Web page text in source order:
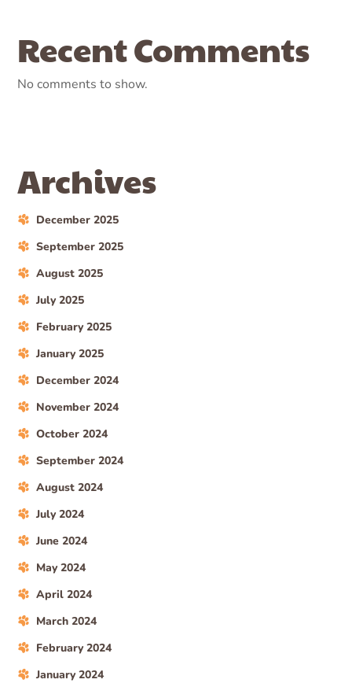
Recent Comments
No comments to show.
Archives
December 2025
September 2025
August 2025
July 2025
February 2025
January 2025
December 2024
November 2024
October 2024
September 2024
August 2024
July 2024
June 2024
May 2024
April 2024
March 2024
February 2024
January 2024